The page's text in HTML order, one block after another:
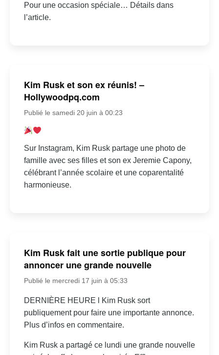
Pour une occasion spéciale… Détails dans
l’article.
Kim Rusk et son ex réunis! –
Hollywoodpq.com
Publié le samedi 20 juin à 00:23
Sur Instagram, Kim Rusk partage une photo de
famille avec ses filles et son ex Jeremie Capony,
célébrant l’année scolaire et une coparentalité
harmonieuse.
Kim Rusk fait une sortie publique pour
annoncer une grande nouvelle
Publié le mercredi 17 juin à 05:33
DERNIÈRE HEURE l Kim Rusk sort
publiquement pour faire une importante annonce.
Plus d’infos en commentaire.
Kim Rusk a partagé ce lundi une grande nouvelle